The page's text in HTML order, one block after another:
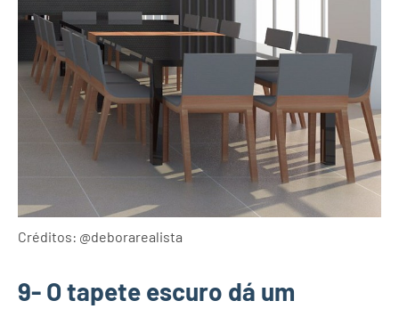
Créditos: @deborarealista
9- O tapete escuro dá um